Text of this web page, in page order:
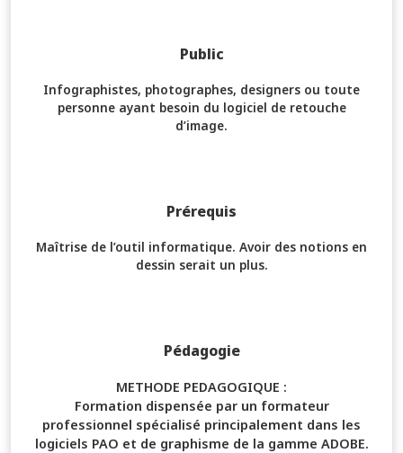
Public
Infographistes, photographes, designers ou toute
personne ayant besoin du logiciel de retouche
d’image.
Prérequis
Maîtrise de l’outil informatique. Avoir des notions en
dessin serait un plus.
Pédagogie
METHODE PEDAGOGIQUE :
Formation dispensée par un formateur
professionnel spécialisé principalement dans les
logiciels PAO et de graphisme de la gamme ADOBE.